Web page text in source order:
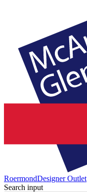
RoermondDesigner Outlet
Search input